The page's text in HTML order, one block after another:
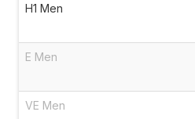
H1 Men
E Men
VE Men